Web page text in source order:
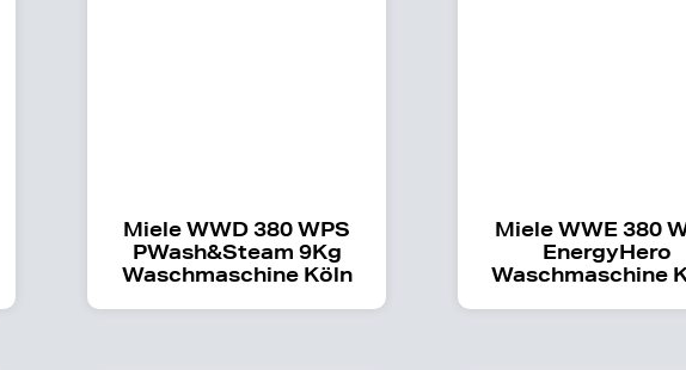
Miele WWD 380 WPS
PWash&Steam 9Kg
Waschmaschine Köln
Miele WWE 380
EnergyHero
Waschmaschine